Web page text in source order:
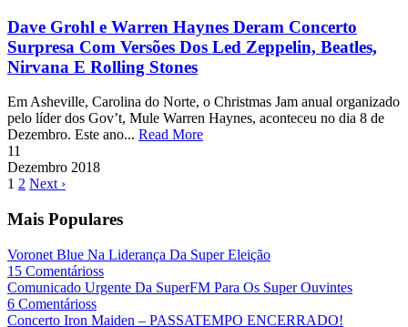
Dave Grohl e Warren Haynes Deram Concerto
Surpresa Com Versões Dos Led Zeppelin, Beatles,
Nirvana E Rolling Stones
Em Asheville, Carolina do Norte, o Christmas Jam anual organizado
pelo líder dos Gov’t, Mule Warren Haynes, aconteceu no dia 8 de
Dezembro. Este ano... Read More
11
Dezembro 2018
1 2 Next ›
Mais Populares
Voronet Blue Na Liderança Da Super Eleição
15 Comentárioss
Comunicado Urgente Da SuperFM Para Os Super Ouvintes
6 Comentárioss
Concerto Iron Maiden – PASSATEMPO ENCERRADO!